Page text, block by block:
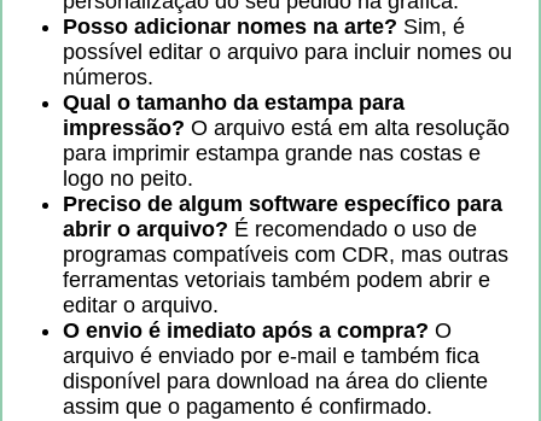
Posso adicionar nomes na arte? Sim, é
possível editar o arquivo para incluir nomes ou
números.
Qual o tamanho da estampa para
impressão? O arquivo está em alta resolução
para imprimir estampa grande nas costas e
logo no peito.
Preciso de algum software específico para
abrir o arquivo? É recomendado o uso de
programas compatíveis com CDR, mas outras
ferramentas vetoriais também podem abrir e
editar o arquivo.
O envio é imediato após a compra? O
arquivo é enviado por e-mail e também fica
disponível para download na área do cliente
assim que o pagamento é confirmado.